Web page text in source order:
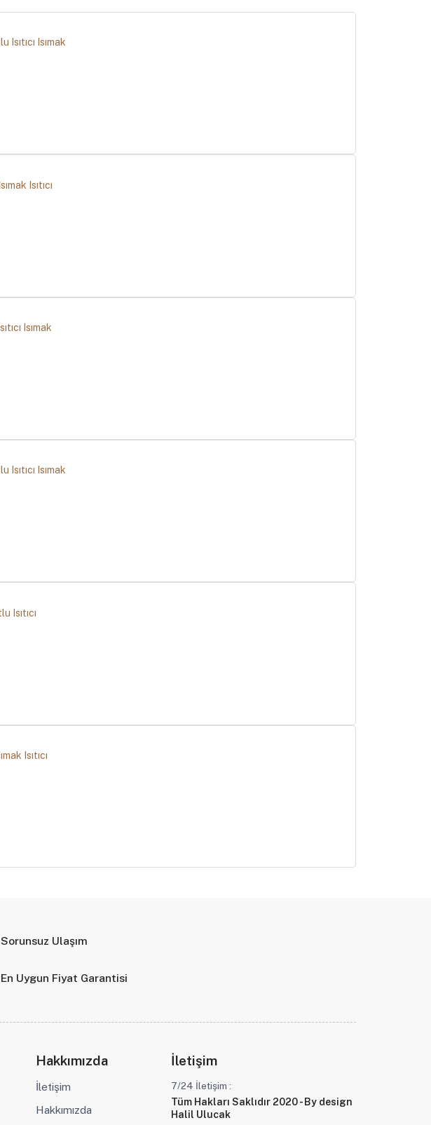
Sorunsuz Ulaşım
En Uygun Fiyat Garantisi
Hakkımızda
İletişim
Hakkımızda
İletişim
7/24 İletişim :
Tüm Hakları Saklıdır 2020 - By design
Halil Ulucak